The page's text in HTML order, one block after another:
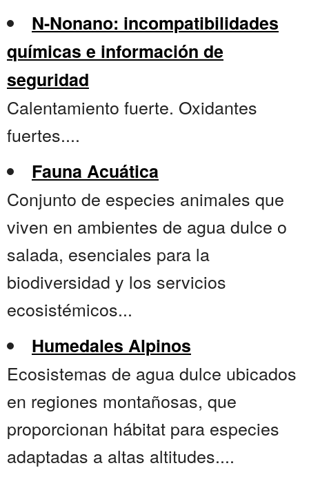
N-Nonano: incompatibilidades
químicas e información de
seguridad
Calentamiento fuerte. Oxidantes
fuertes....
Fauna Acuática
Conjunto de especies animales que
viven en ambientes de agua dulce o
salada, esenciales para la
biodiversidad y los servicios
ecosistémicos...
Humedales Alpinos
Ecosistemas de agua dulce ubicados
en regiones montañosas, que
proporcionan hábitat para especies
adaptadas a altas altitudes....